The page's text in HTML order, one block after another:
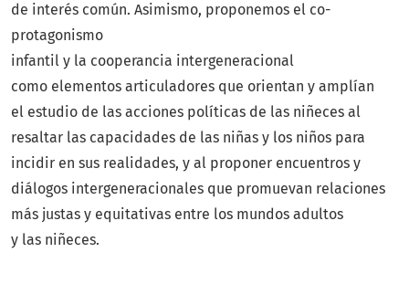
de interés común. Asimismo, proponemos el co-
protagonismo
infantil y la cooperancia intergeneracional
como elementos articuladores que orientan y amplían
el estudio de las acciones políticas de las niñeces al
resaltar las capacidades de las niñas y los niños para
incidir en sus realidades, y al proponer encuentros y
diálogos intergeneracionales que promuevan relaciones
más justas y equitativas entre los mundos adultos
y las niñeces.